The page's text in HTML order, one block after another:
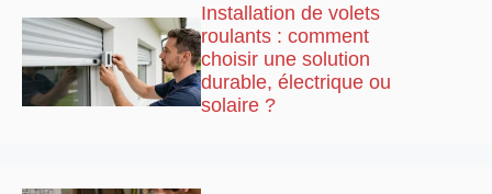
Installation de volets
roulants : comment
choisir une solution
durable, électrique ou
solaire ?